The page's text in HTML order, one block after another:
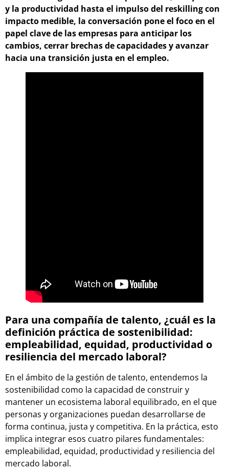
y la productividad hasta el impulso del reskilling con
impacto medible, la conversación pone el foco en el
papel clave de las empresas para anticipar los
cambios, cerrar brechas de capacidades y avanzar
hacia una transición justa en el empleo.
Para una compañía de talento, ¿cuál es la
definición práctica de sostenibilidad:
empleabilidad, equidad, productividad o
resiliencia del mercado laboral?
En el ámbito de la gestión de talento, entendemos la
sostenibilidad como la capacidad de construir y
mantener un ecosistema laboral equilibrado, en el que
personas y organizaciones puedan desarrollarse de
forma continua, justa y competitiva. En la práctica, esto
implica integrar esos cuatro pilares fundamentales:
empleabilidad, equidad, productividad y resiliencia del
mercado laboral.